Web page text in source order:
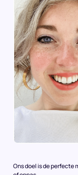
Ons doel is de perfecte